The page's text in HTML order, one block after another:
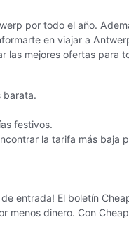
por todo el año.
en viajar a
mejores ofertas para
barata.
festivos.
la tarifa más baja
entrada! El boletín
dinero. Con